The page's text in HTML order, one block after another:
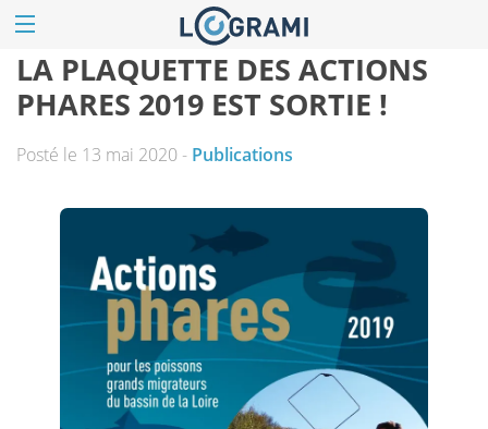
LA PLAQUETTE DES ACTIONS
PHARES 2019 EST SORTIE !
Posté le 13 mai 2020 - Publications